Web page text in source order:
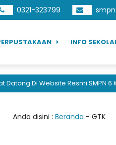
0321-323799
INFO
Di Website Resmi SMPN 6
Anda disini : Beranda - GTK